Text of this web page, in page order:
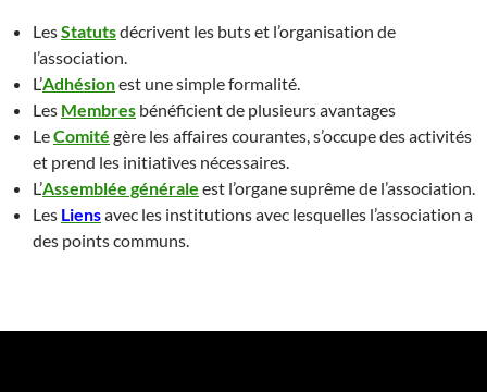
LesStatutsdécrivent les buts et l’organisation de
l’association.
L’Adhésionest une simple formalité.
Les Membres bénéficient de plusieurs avantages
LeComité gère les affaires courantes, s’occupe des activités
et prend les initiatives nécessaires.
L’Assemblée générale est l’organe suprême de l’association.
Les Liensavec les institutions avec lesquelles l’association a
des points communs.